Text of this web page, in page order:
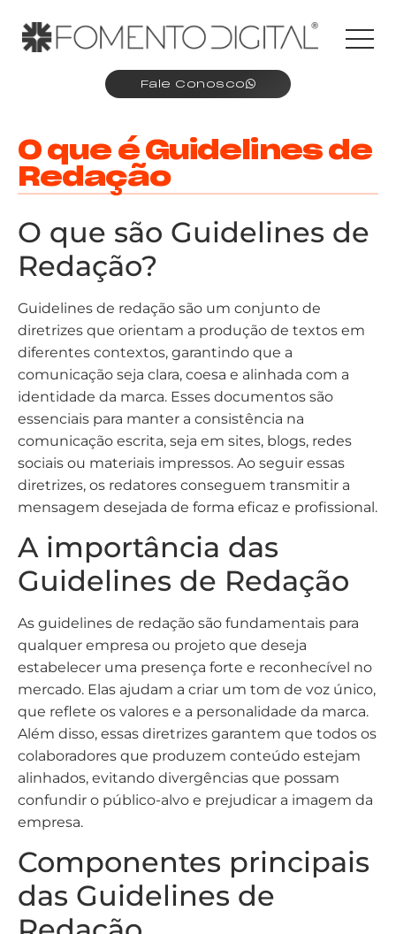
Fale Conosco
O que é Guidelines de
Redação
O que são Guidelines de
Redação?
Guidelines de redação são um conjunto de
diretrizes que orientam a produção de textos em
diferentes contextos, garantindo que a
comunicação seja clara, coesa e alinhada com a
identidade da marca. Esses documentos são
essenciais para manter a consistência na
comunicação escrita, seja em sites, blogs, redes
sociais ou materiais impressos. Ao seguir essas
diretrizes, os redatores conseguem transmitir a
mensagem desejada de forma eficaz e profissional.
A importância das
Guidelines de Redação
As guidelines de redação são fundamentais para
qualquer empresa ou projeto que deseja
estabelecer uma presença forte e reconhecível no
mercado. Elas ajudam a criar um tom de voz único,
que reflete os valores e a personalidade da marca.
Além disso, essas diretrizes garantem que todos os
colaboradores que produzem conteúdo estejam
alinhados, evitando divergências que possam
confundir o público-alvo e prejudicar a imagem da
empresa.
Componentes principais
das Guidelines de